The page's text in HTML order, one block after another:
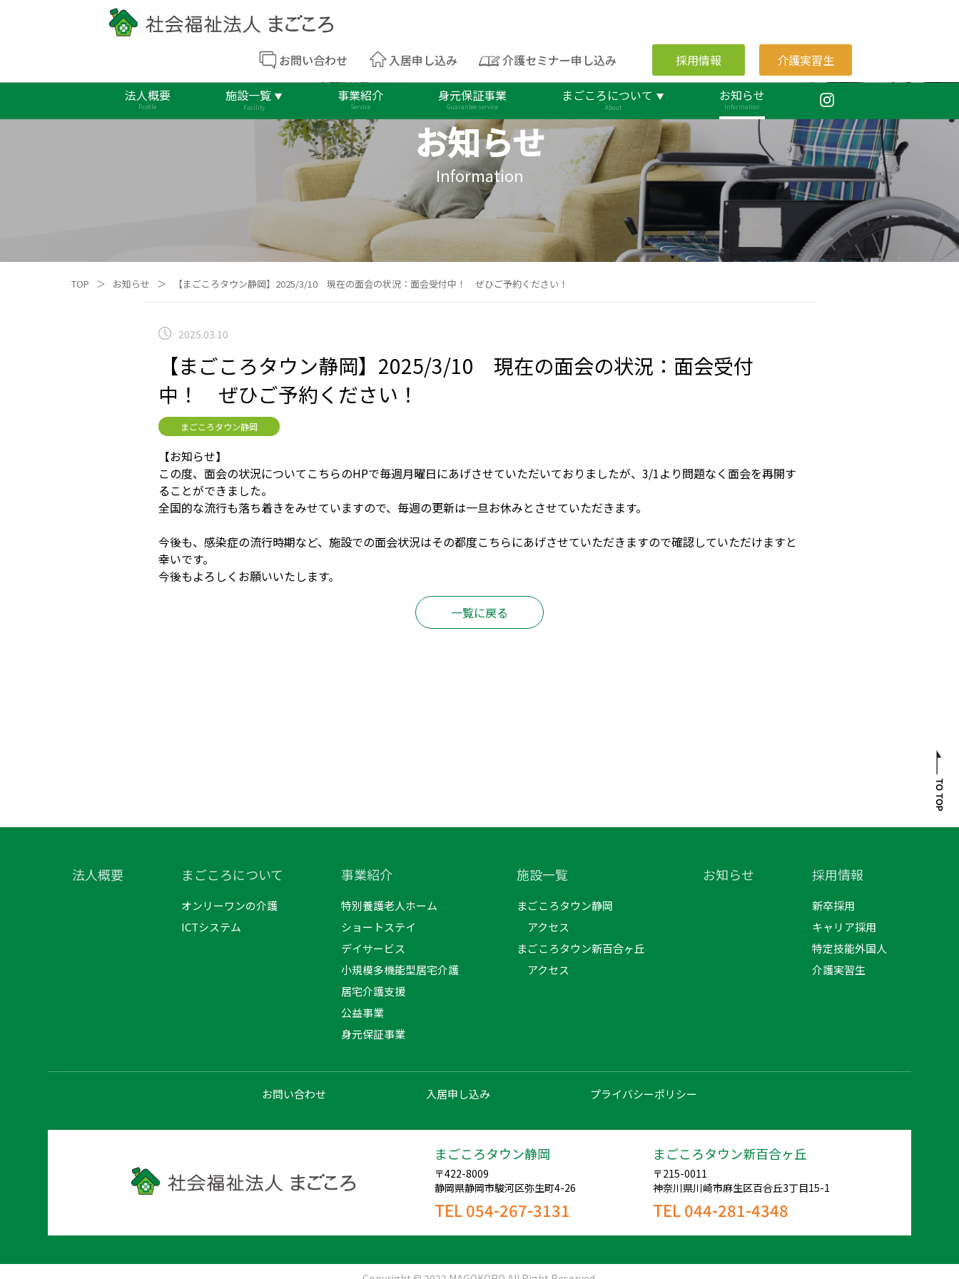
お問い合わせ 入居申し込み 介護セミナー申し込み 採用情報 介護実習生
法人概要
Profile
施設一覧
Facility
事業紹介
Service
身元保証事業
Guarantee service
まごころについて
About
お知らせ
Information
お知らせ
Information
TOP ＞ お知らせ ＞ 【まごころタウン静岡】2025/3/10 現在の面会の状況：面会受付中！ ぜひご予約ください！
2025.03.10
【まごころタウン静岡】2025/3/10 現在の面会の状況：面会受付
中！ ぜひご予約ください！
まごころタウン静岡
【お知らせ】
この度、面会の状況についてこちらのHPで毎週月曜日にあげさせていただいておりましたが、3/1より問題なく面会を再開す
ることができました。
全国的な流行も落ち着きをみせていますので、毎週の更新は一旦お休みとさせていただきます。
今後も、感染症の流行時期など、施設での面会状況はその都度こちらにあげさせていただきますので確認していただけますと
幸いです。
今後もよろしくお願いいたします。
一覧に戻る
法人概要 まごころについて
オンリーワンの介護
ICTシステム
事業紹介
特別養護老人ホーム
ショートステイ
デイサービス
小規模多機能型居宅介護
居宅介護支援
公益事業
身元保証事業
施設一覧
まごころタウン静岡
アクセス
まごころタウン新百合ヶ丘
アクセス
お知らせ 採用情報
新卒採用
キャリア採用
特定技能外国人
介護実習生
お問い合わせ 入居申し込み プライバシーポリシー
まごころタウン静岡
〒422-8009
静岡県静岡市駿河区弥生町4-26
TEL 054-267-3131
まごころタウン新百合ヶ丘
〒215-0011
神奈川県川崎市麻生区百合丘3丁目15-1
TEL 044-281-4348